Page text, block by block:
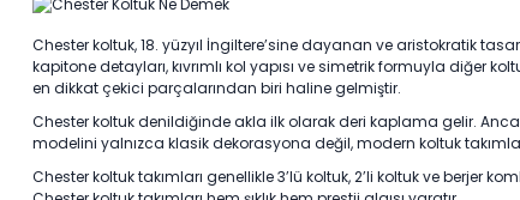
Chester koltuk, 18. yüzyıl İngiltere’sine dayanan ve aristokratik
kapitone detayları, kıvrımlı kol yapısı ve simetrik formuyla diğer
en dikkat çekici parçalarından biri haline gelmiştir.
Chester koltuk denildiğinde akla ilk olarak deri kaplama gelir.
modelini yalnızca klasik dekorasyona değil, modern koltuk
Chester koltuk takımları genellikle 3’lü koltuk, 2’li koltuk ve berjer